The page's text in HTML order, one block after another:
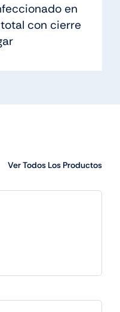
en
con cierre
Ver Todos Los Productos